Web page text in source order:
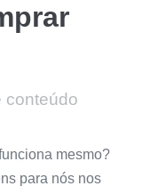
conteúdo
mesmo?
para nós nos